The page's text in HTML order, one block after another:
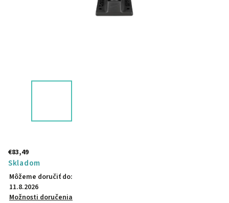
€83,49
Skladom
Môžeme doručiť do:
11.8.2026
Možnosti doručenia